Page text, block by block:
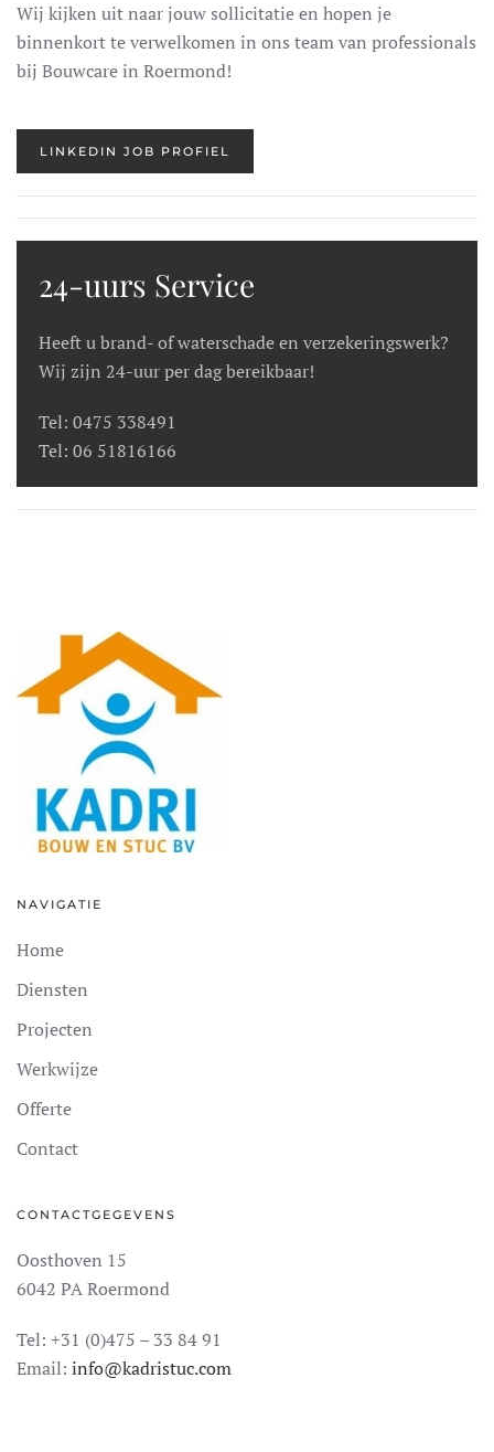
Wij kijken uit naar jouw sollicitatie en hopen je
binnenkort te verwelkomen in ons team van professionals
bij Bouwcare in Roermond!
LINKEDIN JOB PROFIEL
24-uurs Service
Heeft u brand- of waterschade en verzekeringswerk?
Wij zijn 24-uur per dag bereikbaar!
Tel: 0475 338491
Tel: 06 51816166
NAVIGATIE
Home
Diensten
Projecten
Werkwijze
Offerte
Contact
CONTACTGEGEVENS
Oosthoven 15
6042 PA Roermond
Tel: +31 (0)475 – 33 84 91
Email: info@kadristuc.com